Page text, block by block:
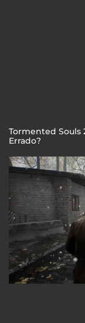
Tormented Souls
Errado?